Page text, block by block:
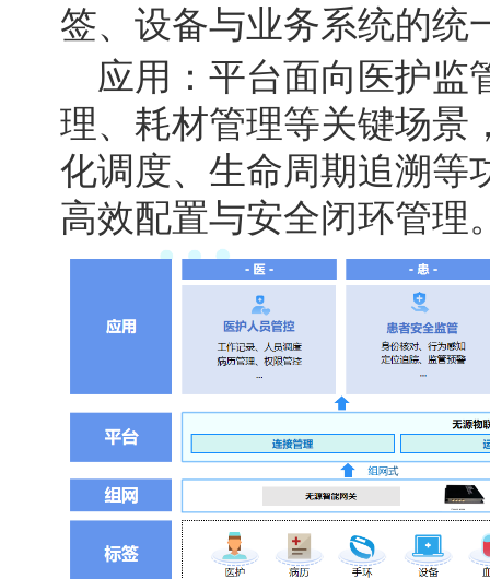
签、设备与业务系统的统
应用 ：平台面向医护
理、耗材管理等关键场景
化调度、生命周期追溯等
高效配置与安全闭环管理